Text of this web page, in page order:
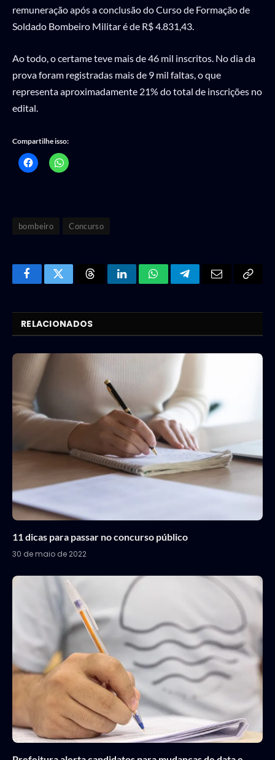
remuneração após a conclusão do Curso de Formação de
Soldado Bombeiro Militar é de R$ 4.831,43.
Ao todo, o certame teve mais de 46 mil inscritos. No dia da
prova foram registradas mais de 9 mil faltas, o que
representa aproximadamente 21% do total de inscrições no
edital.
Compartilhe isso:
bombeiro Concurso
FacebookTwitter ThreadsLinkedInWhatsAppTelegram
RELACIONADOS
11 dicas para passar no concurso público
30 de maio de 2022